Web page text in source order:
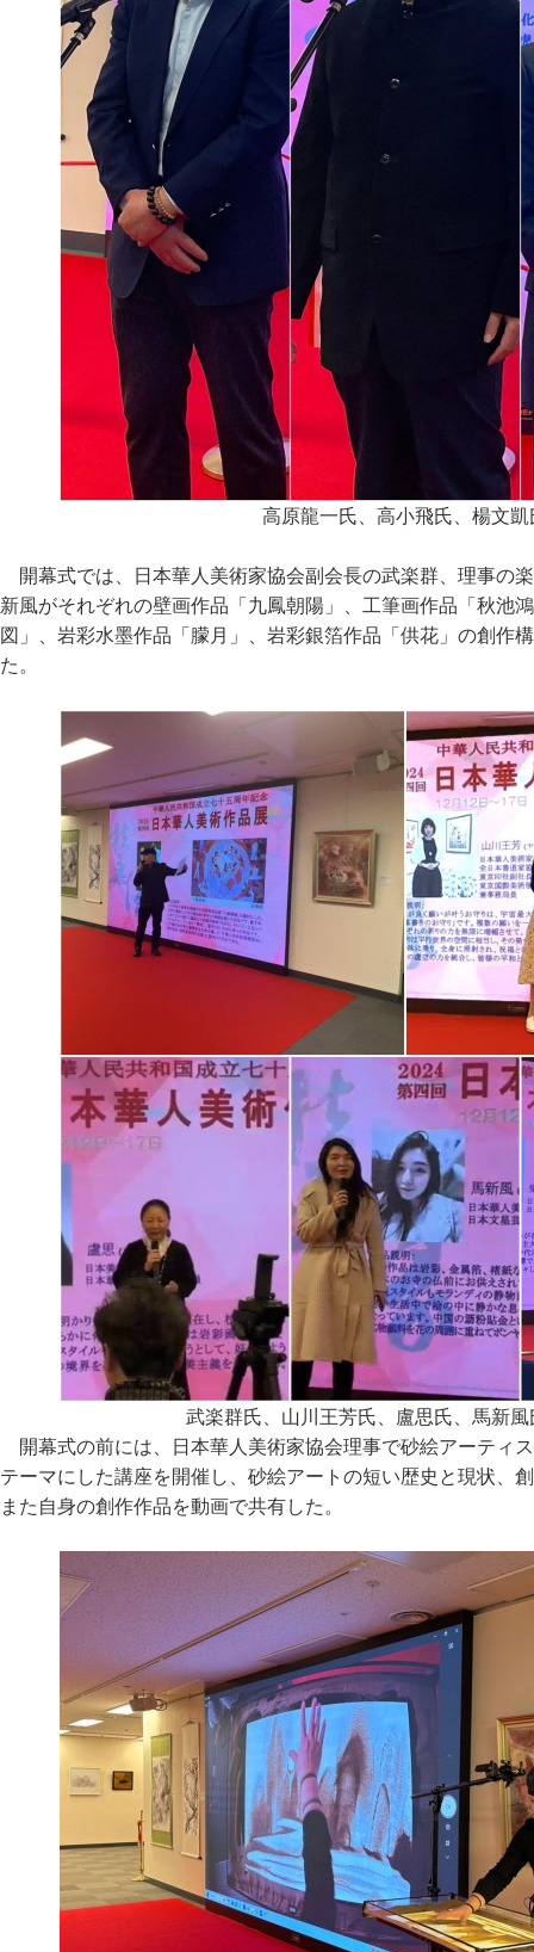
高原龍一氏、高小飛氏、楊文凱
開幕式では、日本華人美術家協会副会長の武楽群、理事の
新風がそれぞれの壁画作品「九鳳朝陽」、工筆画作品「秋池
図」、岩彩水墨作品「朦月」、岩彩銀箔作品「供花」の創作
た。
武楽群氏、山川王芳氏、盧思氏、馬新
開幕式の前には、日本華人美術家協会理事で砂絵アーティ
テーマにした講座を開催し、砂絵アートの短い歴史と現状、
また自身の創作作品を動画で共有した。